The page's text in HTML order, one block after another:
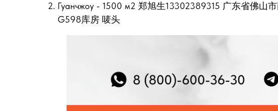
Гуанчжоу - 1500 м2 郑旭生13302389315 广东省佛山
G598库房 唛头